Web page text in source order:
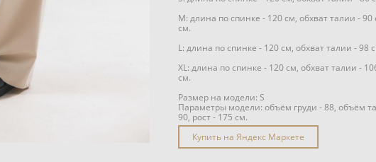
M: длина по спинке - 120 см, обхват талии - 90
см.
L: длина по спинке - 120 см, обхват талии - 98
XL: длина по спинке - 120 см, обхват талии -
см.
Размер на модели: S
Параметры модели: объём груди - 88, объём
90, рост - 175 см.
Купить на Яндекс Маркете